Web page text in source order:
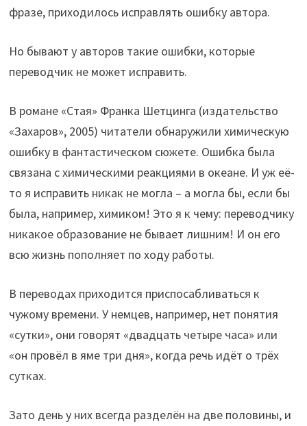
фразе, приходилось исправлять ошибку автора.
Но бывают у авторов такие ошибки, которые
переводчик не может исправить.
В романе «Стая» Франка Шетцинга (издательство
«Захаров», 2005) читатели обнаружили химическую
ошибку в фантастическом сюжете. Ошибка была
связана с химическими реакциями в океане. И уж её-
то я исправить никак не могла – а могла бы, если бы
была, например, химиком! Это я к чему: переводчику
никакое образование не бывает лишним! И он его
всю жизнь пополняет по ходу работы.
В переводах приходится приспосабливаться к
чужому времени. У немцев, например, нет понятия
«сутки», они говорят «двадцать четыре часа» или
«он провёл в яме три дня», когда речь идёт о трёх
сутках.
Зато день у них всегда разделён на две половины, и